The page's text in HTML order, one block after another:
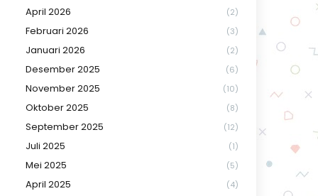
April 2026 (2)
Februari 2026 (3)
Januari 2026 (2)
Desember 2025 (6)
November 2025 (10)
Oktober 2025 (8)
September 2025 (12)
Juli 2025 (1)
Mei 2025 (5)
April 2025 (4)